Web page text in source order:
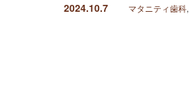
2024.10.7 マタニティ歯科,